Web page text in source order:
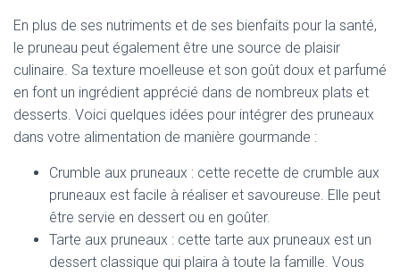
En plus de ses nutriments et de ses bienfaits pour la santé,
le pruneau peut également être une source de plaisir
culinaire. Sa texture moelleuse et son goût doux et parfumé
en font un ingrédient apprécié dans de nombreux plats et
desserts. Voici quelques idées pour intégrer des pruneaux
dans votre alimentation de manière gourmande :
Crumble aux pruneaux : cette recette de crumble aux
pruneaux est facile à réaliser et savoureuse. Elle peut
être servie en dessert ou en goûter.
Tarte aux pruneaux : cette tarte aux pruneaux est un
dessert classique qui plaira à toute la famille. Vous